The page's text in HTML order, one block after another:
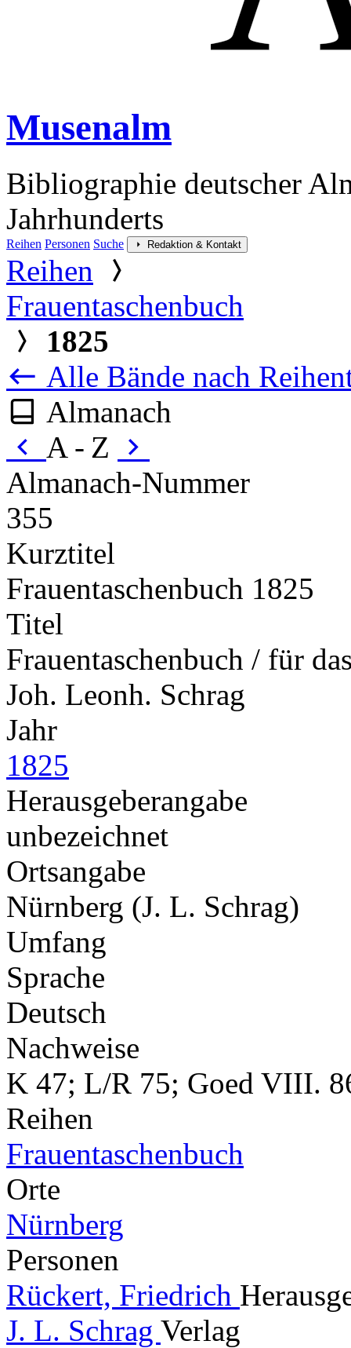
Musenalm
Bibliographie deutscher
Jahrhunderts
Reihen Personen Suche Redaktion & Kontakt
Reihen
Frauentaschenbuch
1825
Alle Bände nach
Almanach
A - Z
Almanach-Nummer
355
Kurztitel
Frauentaschenbuch 1825
Titel
Frauentaschenbuch / für
Joh. Leonh. Schrag
Jahr
1825
Herausgeberangabe
unbezeichnet
Ortsangabe
Nürnberg (J. L. Schrag)
Umfang
Sprache
Deutsch
Nachweise
K 47; L/R 75; Goed VIII.
Reihen
Frauentaschenbuch
Orte
Nürnberg
Personen
Rückert, Friedrich
J. L. Schrag Verlag